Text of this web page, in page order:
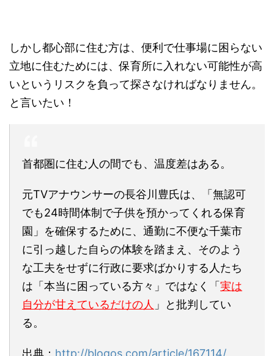
しかし都心部に住む方は、便利で仕事場に困らない
立地に住むためには、保育所に入れない可能性が高
いというリスクを負って探さなければなりません。
と言いたい！
首都圏に住む人の間でも、温度差はある。
元TVアナウンサーの長谷川豊氏は、「無認可
でも24時間体制で子供を預かってくれる保育
園」を確保するために、通勤に不便な千葉市
に引っ越した自らの体験を踏まえ、そのよう
な工夫をせずに行政に要求ばかりする人たち
は「本当に困っている方々」ではなく「 実は
自分が甘えているだけの人 」と批判してい
る。
出典： http://blogos.com/article/167114/